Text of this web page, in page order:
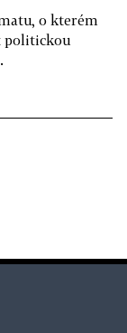
o kterém
politickou